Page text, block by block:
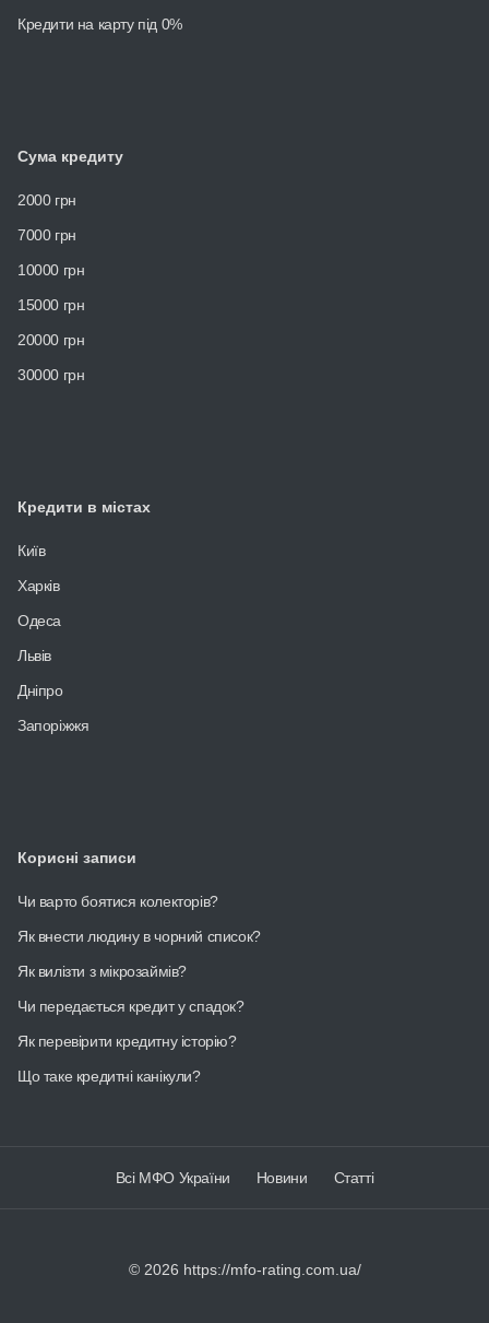
Кредити на карту під 0%
Сума кредиту
2000 грн
7000 грн
10000 грн
15000 грн
20000 грн
30000 грн
Кредити в містах
Київ
Харків
Одеса
Львів
Дніпро
Запоріжжя
Корисні записи
Чи варто боятися колекторів?
Як внести людину в чорний список?
Як вилізти з мікрозаймів?
Чи передається кредит у спадок?
Як перевірити кредитну історію?
Що таке кредитні канікули?
Всі МФО України Новини Статті
© 2026 https://mfo-rating.com.ua/